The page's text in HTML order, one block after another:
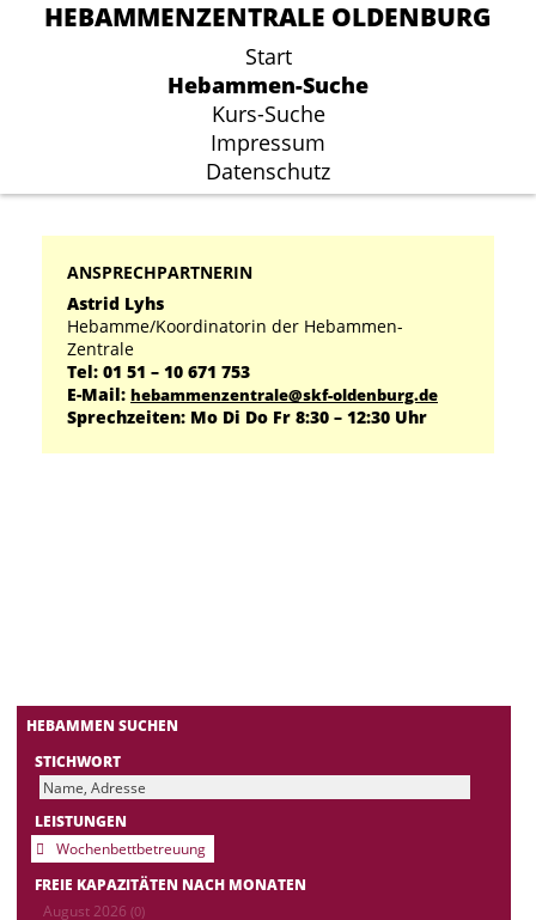
HEBAMMENZENTRALE OLDENBURG
Start
Hebammen-Suche
Kurs-Suche
Impressum
Datenschutz
HEBAMMENZENTRALE OLDENBURG
Start
Hebammen-Suche
Kurs-Suche
Impressum
Datenschutz
ANSPRECHPARTNERIN
Astrid Lyhs
Hebamme/Koordinatorin der Hebammen-
Zentrale
Tel: 01 51 – 10 671 753
E-Mail: hebammenzentrale@skf-oldenburg.de
Sprechzeiten: Mo Di Do Fr 8:30 – 12:30 Uhr
HEBAMMEN SUCHEN
STICHWORT
LEISTUNGEN
Wochenbettbetreuung
FREIE KAPAZITÄTEN NACH MONATEN
August 2026 (0)